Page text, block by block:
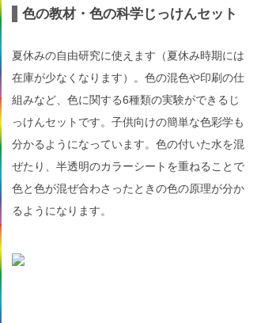
色の教材・色の科学じっけんセット
夏休みの自由研究に使えます（夏休み時期には
在庫が少なくなります）。色の混色や印刷の仕
組みなど、色に関する6種類の実験ができるじ
っけんセットです。子供向けの簡単な色彩学も
分かるようになっています。色の付いた水を混
ぜたり、半透明のカラーシートを重ねることで
色と色が混ぜ合わさったときの色の原理が分か
るようになります。